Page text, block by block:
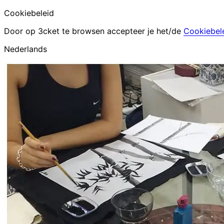
Cookiebeleid
Door op 3cket te browsen accepteer je het/de
Nederlands